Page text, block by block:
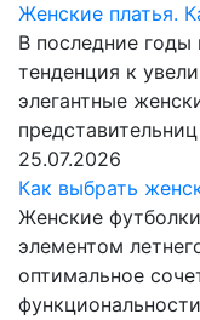
Женские платья.
В последние годы
тенденция к
элегантные
представительниц
25.07.2026
Как выбрать
Женские футболки
элементом летнего
оптимальное
функциональности